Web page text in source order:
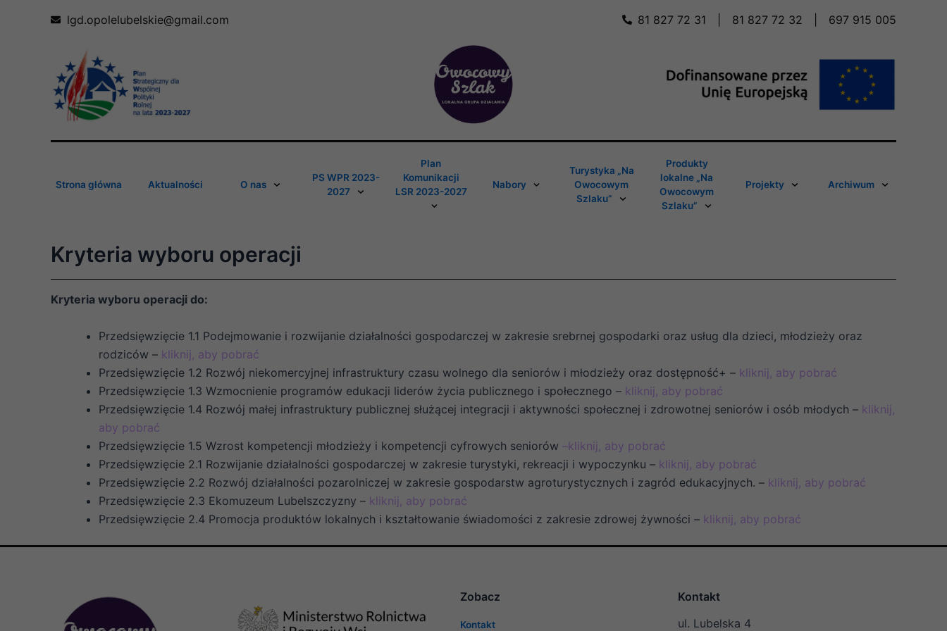
lgd.opolelubelskie@gmail.com 81 827 72 31 81 827 72 32 697 915 005
Strona główna Aktualności O nas
PS WPR 2023-
2027
Plan
Komunikacji
LSR 2023-2027
Nabory
Turystyka „Na
Owocowym
Szlaku”
Produkty
lokalne „Na
Owocowym
Szlaku”
Projekty Archiwum
Kryteria wyboru operacji
Kryteria wyboru operacji do:
Przedsięwzięcie 1.1 Podejmowanie i rozwijanie działalności gospodarczej w zakresie srebrnej gospodarki oraz usług dla dzieci, młodzieży oraz
rodziców – kliknij, aby pobrać
Przedsięwzięcie 1.2 Rozwój niekomercyjnej infrastruktury czasu wolnego dla seniorów i młodzieży oraz dostępność+ – kliknij, aby pobrać
Przedsięwzięcie 1.3 Wzmocnienie programów edukacji liderów życia publicznego i społecznego – kliknij, aby pobrać
Przedsięwzięcie 1.4 Rozwój małej infrastruktury publicznej służącej integracji i aktywności społecznej i zdrowotnej seniorów i osób młodych – kliknij,
aby pobrać
Przedsięwzięcie 1.5 Wzrost kompetencji młodzieży i kompetencji cyfrowych seniorów –kliknij, aby pobrać
Przedsięwzięcie 2.1 Rozwijanie działalności gospodarczej w zakresie turystyki, rekreacji i wypoczynku – kliknij, aby pobrać
Przedsięwzięcie 2.2 Rozwój działalności pozarolniczej w zakresie gospodarstw agroturystycznych i zagród edukacyjnych. – kliknij, aby pobrać
Przedsięwzięcie 2.3 Ekomuzeum Lubelszczyzny – kliknij, aby pobrać
Przedsięwzięcie 2.4 Promocja produktów lokalnych i kształtowanie świadomości z zakresie zdrowej żywności – kliknij, aby pobrać
Zobacz
Kontakt
Kontakt
ul. Lubelska 4